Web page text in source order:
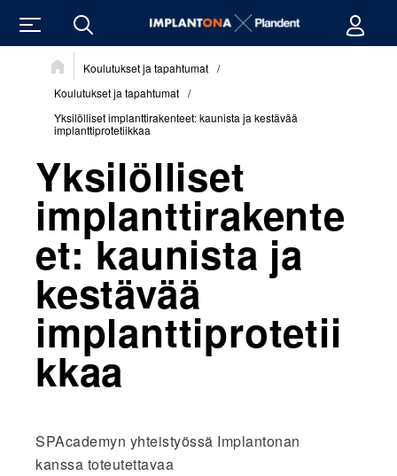
Sijainti:Koulutukset ja tapahtumat /
Koulutukset ja tapahtumat /
Yksilölliset implanttirakenteet: kaunista ja kestävää
implanttiprotetiikkaa
Yksilölliset
implanttirakente
et: kaunista ja
kestävää
implanttiprotetii
kkaa
SPAcademyn yhteistyössä Implantonan
kanssa toteutettavaa